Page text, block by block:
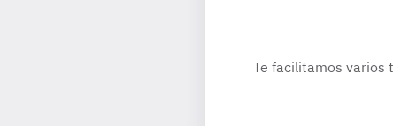
Te facilitamos varios